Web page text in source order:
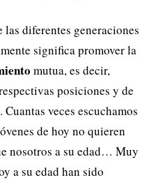
diferentes generaciones
significa promover la
mutua, es decir,
posiciones y de
veces escuchamos
de hoy no quieren
nosotros a su edad… Muy
a su edad han sido